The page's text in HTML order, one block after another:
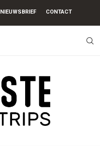
NIEUWSBRIEF CONTACT